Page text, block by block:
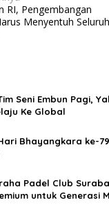
RI, Pengembangan
Menyentuh Seluruh
Seni Embun Pagi,
Ke Global
Bhayangkara ke-79
Padel Club
untuk Generasi